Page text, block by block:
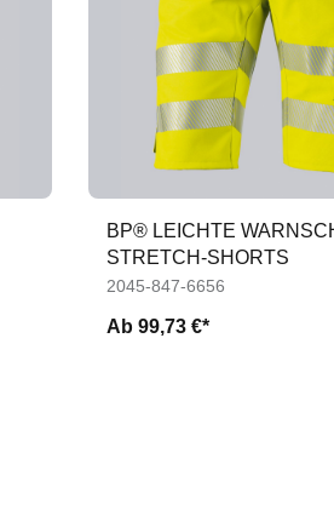
BP® LEICHTE
STRETCH-SHORTS
2045-847-6656
Ab 99,73 €*